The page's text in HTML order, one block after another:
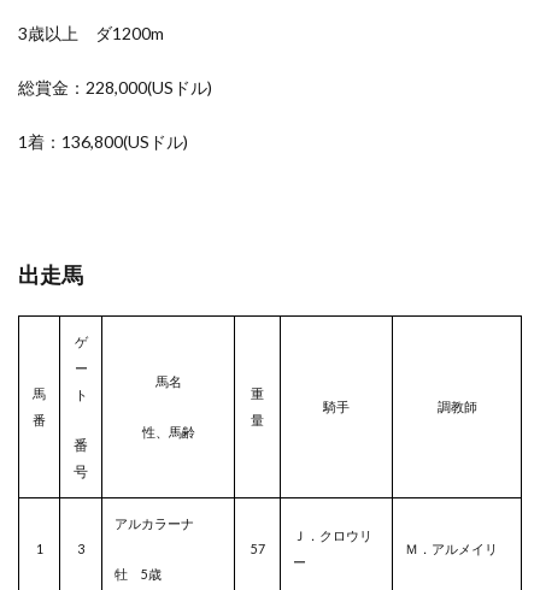
3歳以上 ダ1200m
総賞金：228,000(USドル)
1着：136,800(USドル)
出走馬
馬
番
ゲ
ー
ト
番
号
馬名
性、馬齢
重
量
騎手 調教師
1 3
アルカラーナ
牡 5歳
57
Ｊ．クロウリ
ー
Ｍ．アルメイリ